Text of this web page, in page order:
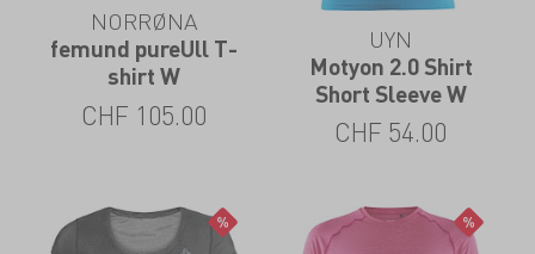
NORRØNA
femund pureUll T-
shirt W
CHF 105.00
UYN
Motyon 2.0 Shirt
Short Sleeve W
CHF 54.00